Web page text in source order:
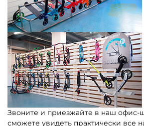
Звоните и приезжайте в наш офис-
сможете увидеть практически все